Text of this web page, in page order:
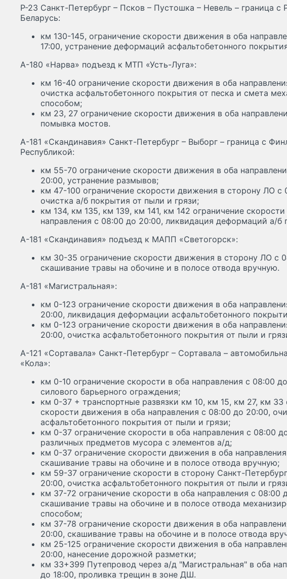
Р-23 Санкт-Петербург – Псков – Пустошка – Невель – граница с
Беларусь:
км 130-145, ограничение скорости движения в оба
17:00, устранение деформаций асфальтобетонного
А-180 «Нарва» подъезд к МТП «Усть-Луга»:
км 16-40 ограничение скорости движения в оба
очистка асфальтобетонного покрытия от песка и смета
способом;
км 23, 27 ограничение скорости движения в оба
помывка мостов.
А-181 «Скандинавия» Санкт-Петербург – Выборг – граница с
Республикой:
км 55-70 ограничение скорости движения в оба
20:00, устранение размывов;
км 47-100 ограничение скорости движения в сторону ЛО с
очистка а/б покрытия от пыли и грязи;
км 134, км 135, км 139, км 141, км 142 ограничение
направления с 08:00 до 20:00, ликвидация деформаций а/б
А-181 «Скандинавия» подъезд к МАПП «Светогорск»:
км 30-35 ограничение скорости движения в сторону ЛО с
скашивание травы на обочине и в полосе отвода вручную.
А-181 «Магистральная»:
км 0-123 ограничение скорости движения в оба
20:00, ликвидация деформации асфальтобетонного
км 0-123 ограничение скорости движения в оба
20:00, очистка асфальтобетонного покрытия от пыли и
А-121 «Сортавала» Санкт-Петербург – Сортавала –
«Кола»:
км 0-10 ограничение скорости в оба направления с 08:00
силового барьерного ограждения;
км 0-37 + транспортные развязки км 10, км 15, км 27, км 33
скорости движения в оба направления с 08:00 до 20:00,
асфальтобетонного покрытия от пыли и грязи;
км 0-37 ограничение скорости в оба направления с 08:00
различных предметов мусора с элементов а/д;
км 0-37 ограничение скорости движения в оба
скашивание травы на обочине и в полосе отвода вручную;
км 59-37 ограничение скорости в сторону Санкт-
20:00, очистка асфальтобетонного покрытия от пыли и
км 37-72 ограничение скорости в оба направления с 08:00
скашивание травы на обочине и в полосе отвода
способом;
км 37-78 ограничение скорости движения в оба
20:00, скашивание травы на обочине и в полосе отвода
км 25-125 ограничение скорости движения в оба
20:00, нанесение дорожной разметки;
км 33+399 Путепровод через а/д "Магистральная" в оба
до 18:00, проливка трещин в зоне ДШ.